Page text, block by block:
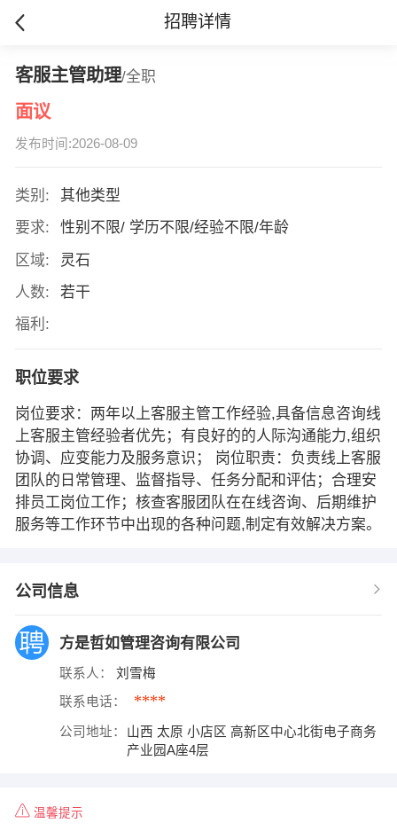
招聘详情
客服主管助理/全职
面议
发布时间:2026-08-09
类别:
其他类型
要求:
性别不限/ 学历不限/经验不限/年龄
区域:
灵石
人数:
若干
福利:
职位要求
岗位要求：两年以上客服主管工作经验,具备信息咨询线
上客服主管经验者优先；有良好的的人际沟通能力,组织
协调、应变能力及服务意识； 岗位职责：负责线上客服
团队的日常管理、监督指导、任务分配和评估；合理安
排员工岗位工作；核查客服团队在在线咨询、后期维护
服务等工作环节中出现的各种问题,制定有效解决方案。
公司信息
方是哲如管理咨询有限公司
联系人： 刘雪梅
联系电话： ****
公司地址：
山西 太原 小店区 高新区中心北街电子商务
产业园A座4层
温馨提示